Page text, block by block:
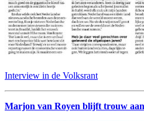
Interview in de Volksrant
Marjon van Royen blijft trouw